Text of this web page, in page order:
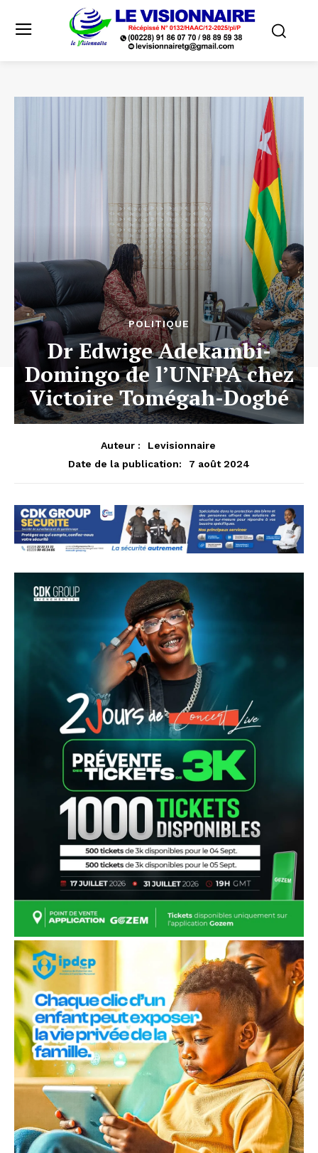
POLITIQUE
Dr Edwige Adekambi-
Domingo de l’UNFPA chez
Victoire Tomégah-Dogbé
Auteur :
Levisionnaire
Date de la publication:
7 août 2024